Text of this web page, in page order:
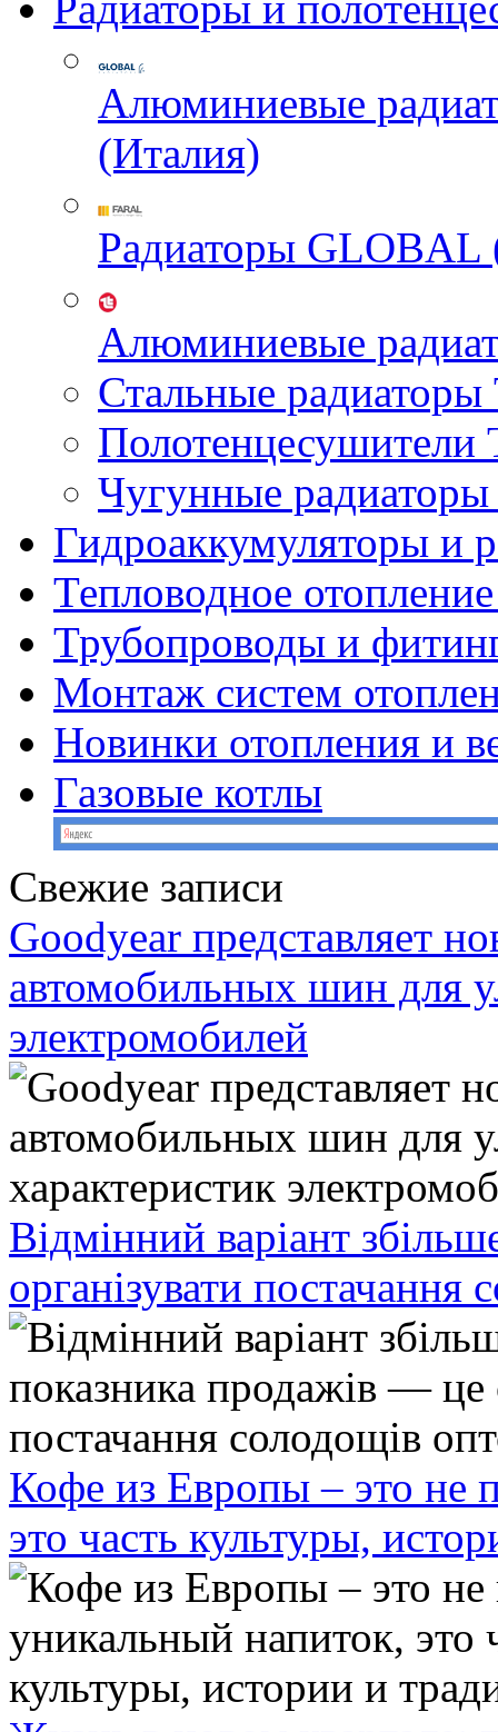
Алюминиевые
(Италия)
Радиаторы GLOBAL
Алюминиевые
Стальные
Чугунные
Гидроаккумуляторы и
Тепловодное
Трубопроводы и
Монтаж систем
Новинки отопления и
Газовые котлы
Свежие записи
Goodyear представляет
автомобильных шин для
электромобилей
Відмінний варіант
організувати постачання
Кофе из Европы – это не
это часть культуры,